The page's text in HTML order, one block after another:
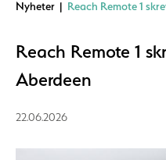
Nyheter | Reach Remote 1
Reach Remote 1
Aberdeen
22.06.2026